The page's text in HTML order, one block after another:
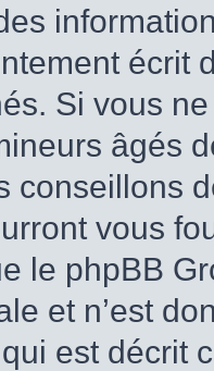
écrit
Si vous
âgés
conseillons
vous
le phpBB
et n’est
est décrit